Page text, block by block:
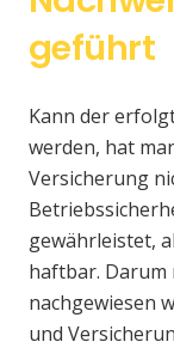
geführt
Kann der
werden, hat
Versicherung
gewährleistet,
haftbar. Darum
nachgewiesen
und